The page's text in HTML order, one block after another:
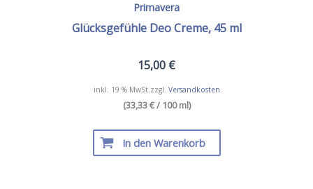
Primavera
Glücksgefühle Deo Creme, 45 ml
15,00 €
inkl. 19 % MwSt. zzgl. Versandkosten
(33,33 € / 100 ml)
In den Warenkorb